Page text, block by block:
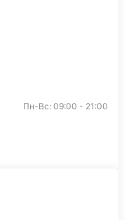
Пн-Вс: 09:00 - 21:00